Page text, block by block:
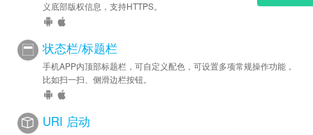
义底部版权信息，支持HTTPS。
状态栏/标题栏
手机APP内顶部标题栏，可自定义配色，可设置多项常规操作功能，
比如扫一扫、侧滑边栏按钮。
URI 启动